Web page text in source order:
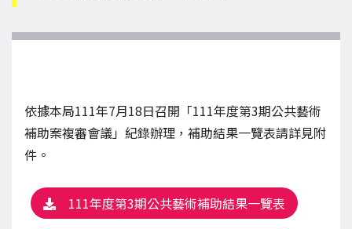
依據本局111年7月18日召開「111年度第3期公共藝術
補助案複審會議」紀錄辦理，補助結果一覽表請詳見附
件。
111年度第3期公共藝術補助結果一覽表